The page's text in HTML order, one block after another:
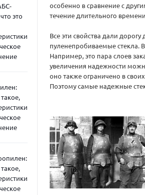
это
особенно в сравнение с
течение длительного
Все эти свойства дали
пуленепробиваемые стекла.
Например, это пара слоев
увеличения надежности
оно также ограничено в
Поэтому самые надежные